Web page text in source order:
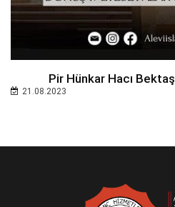
Pir Hünkar Hacı
21.08.2023